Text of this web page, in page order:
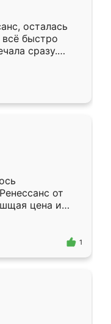
здесь.
осталась
быстро
сразу.
подошёл к
Собрали
даже
от
цена и
Приехавший
самый
1